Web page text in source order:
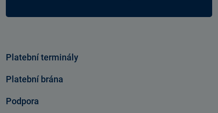
Platební terminály
Platební brána
Podpora